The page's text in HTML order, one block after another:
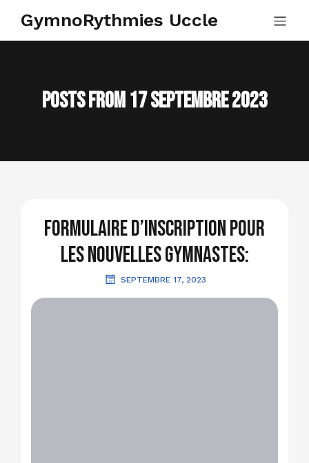
GymnoRythmies Uccle
Posts from 17 septembre 2023
Formulaire d’inscription pour
les nouvelles gymnastes:
SEPTEMBRE 17, 2023